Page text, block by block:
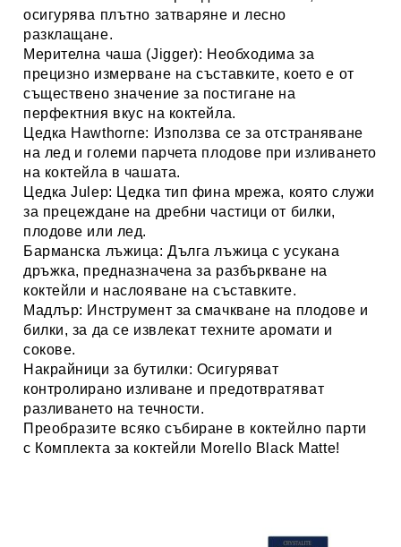
осигурява плътно затваряне и лесно
разклащане.
Мерителна чаша (Jigger): Необходима за
прецизно измерване на съставките, което е от
съществено значение за постигане на
перфектния вкус на коктейла.
Цедка Hawthorne: Използва се за отстраняване
на лед и големи парчета плодове при изливането
на коктейла в чашата.
Цедка Julep: Цедка тип фина мрежа, която служи
за прецеждане на дребни частици от билки,
плодове или лед.
Барманска лъжица: Дълга лъжица с усукана
дръжка, предназначена за разбъркване на
коктейли и наслояване на съставките.
Мадлър: Инструмент за смачкване на плодове и
билки, за да се извлекат техните аромати и
сокове.
Накрайници за бутилки: Осигуряват
контролирано изливане и предотвратяват
разливането на течности.
Преобразите всяко събиране в коктейлно парти
с Комплекта за коктейли Morello Black Matte!